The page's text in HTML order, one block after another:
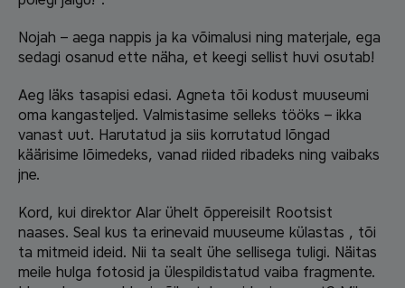
Nojah – aega nappis ja ka võimalusi ning materjale, ega
sedagi osanud ette näha, et keegi sellist huvi osutab!
Aeg läks tasapisi edasi. Agneta tõi kodust muuseumi
oma kangasteljed. Valmistasime selleks tööks – ikka
vanast uut. Harutatud ja siis korrutatud lõngad
käärisime lõimedeks, vanad riided ribadeks ning vaibaks
jne.
Kord, kui direktor Alar ühelt õppereisilt Rootsist
naases. Seal kus ta erinevaid muuseume külastas , tõi
ta mitmeid ideid. Nii ta sealt ühe sellisega tuligi. Näitas
meile hulga fotosid ja ülespildistatud vaiba fragmente.